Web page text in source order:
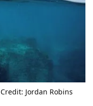
Jordan Robins